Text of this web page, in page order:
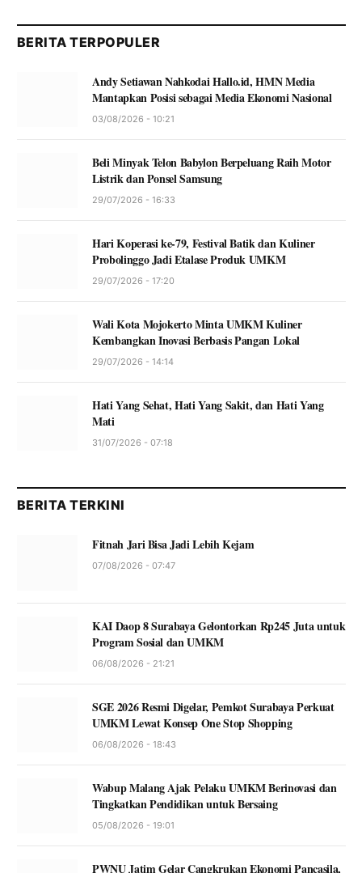
BERITA TERPOPULER
Andy Setiawan Nahkodai Hallo.id, HMN Media
Mantapkan Posisi sebagai Media Ekonomi Nasional
03/08/2026 - 10:21
Beli Minyak Telon Babylon Berpeluang Raih Motor
Listrik dan Ponsel Samsung
29/07/2026 - 16:33
Hari Koperasi ke-79, Festival Batik dan Kuliner
Probolinggo Jadi Etalase Produk UMKM
29/07/2026 - 17:20
Wali Kota Mojokerto Minta UMKM Kuliner
Kembangkan Inovasi Berbasis Pangan Lokal
29/07/2026 - 14:14
Hati Yang Sehat, Hati Yang Sakit, dan Hati Yang
Mati
31/07/2026 - 07:18
BERITA TERKINI
Fitnah Jari Bisa Jadi Lebih Kejam
07/08/2026 - 07:47
KAI Daop 8 Surabaya Gelontorkan Rp245 Juta untuk
Program Sosial dan UMKM
06/08/2026 - 21:21
SGE 2026 Resmi Digelar, Pemkot Surabaya Perkuat
UMKM Lewat Konsep One Stop Shopping
06/08/2026 - 18:43
Wabup Malang Ajak Pelaku UMKM Berinovasi dan
Tingkatkan Pendidikan untuk Bersaing
05/08/2026 - 19:01
PWNU Jatim Gelar Cangkrukan Ekonomi Pancasila,